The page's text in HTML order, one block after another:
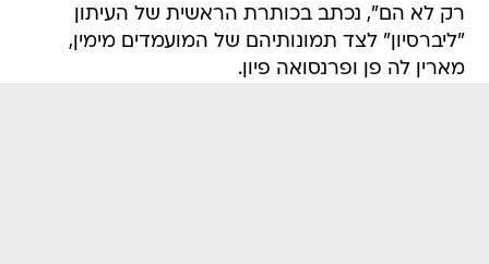
רק לא הם", נכתב בכותרת הראשית של העיתון
"ליברסיון" לצד תמונותיהם של המועמדים מימין,
מארין לה פן ופרנסואה פיון.